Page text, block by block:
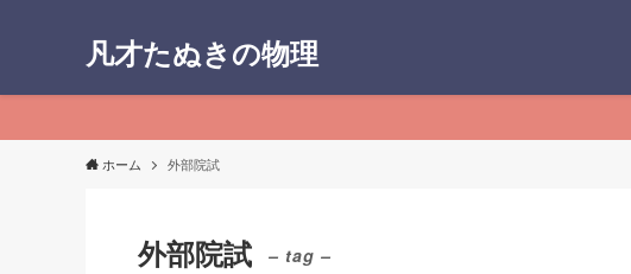
凡才たぬきの物理
ホーム 外部院試
外部院試 – tag –